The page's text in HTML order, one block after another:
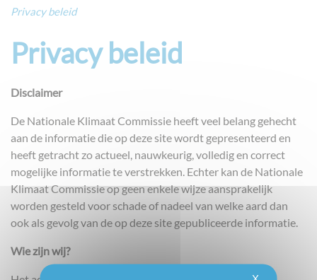
Privacy beleid
Privacy beleid
Disclaimer
De Nationale Klimaat Commissie heeft veel belang gehecht
aan de informatie die op deze site wordt gepresenteerd en
heeft getracht zo actueel, nauwkeurig, volledig en correct
mogelijke informatie te verstrekken. Echter kan de Nationale
Klimaat Commissie op geen enkele wijze aansprakelijk
worden gesteld voor schade of nadeel van welke aard dan
ook als gevolg van de op deze site gepubliceerde informatie.
Wie zijn wij?